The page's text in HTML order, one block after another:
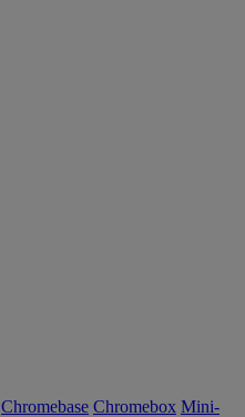
Chromebase Chromebox Mini-